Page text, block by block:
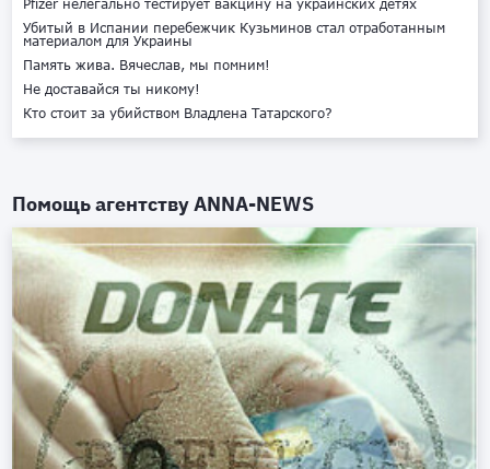
Pfizer нелегально тестирует вакцину на украинских детях
Убитый в Испании перебежчик Кузьминов стал отработанным
материалом для Украины
Память жива. Вячеслав, мы помним!
Не доставайся ты никому!
Кто стоит за убийством Владлена Татарского?
Помощь агентствуANNA-NEWS